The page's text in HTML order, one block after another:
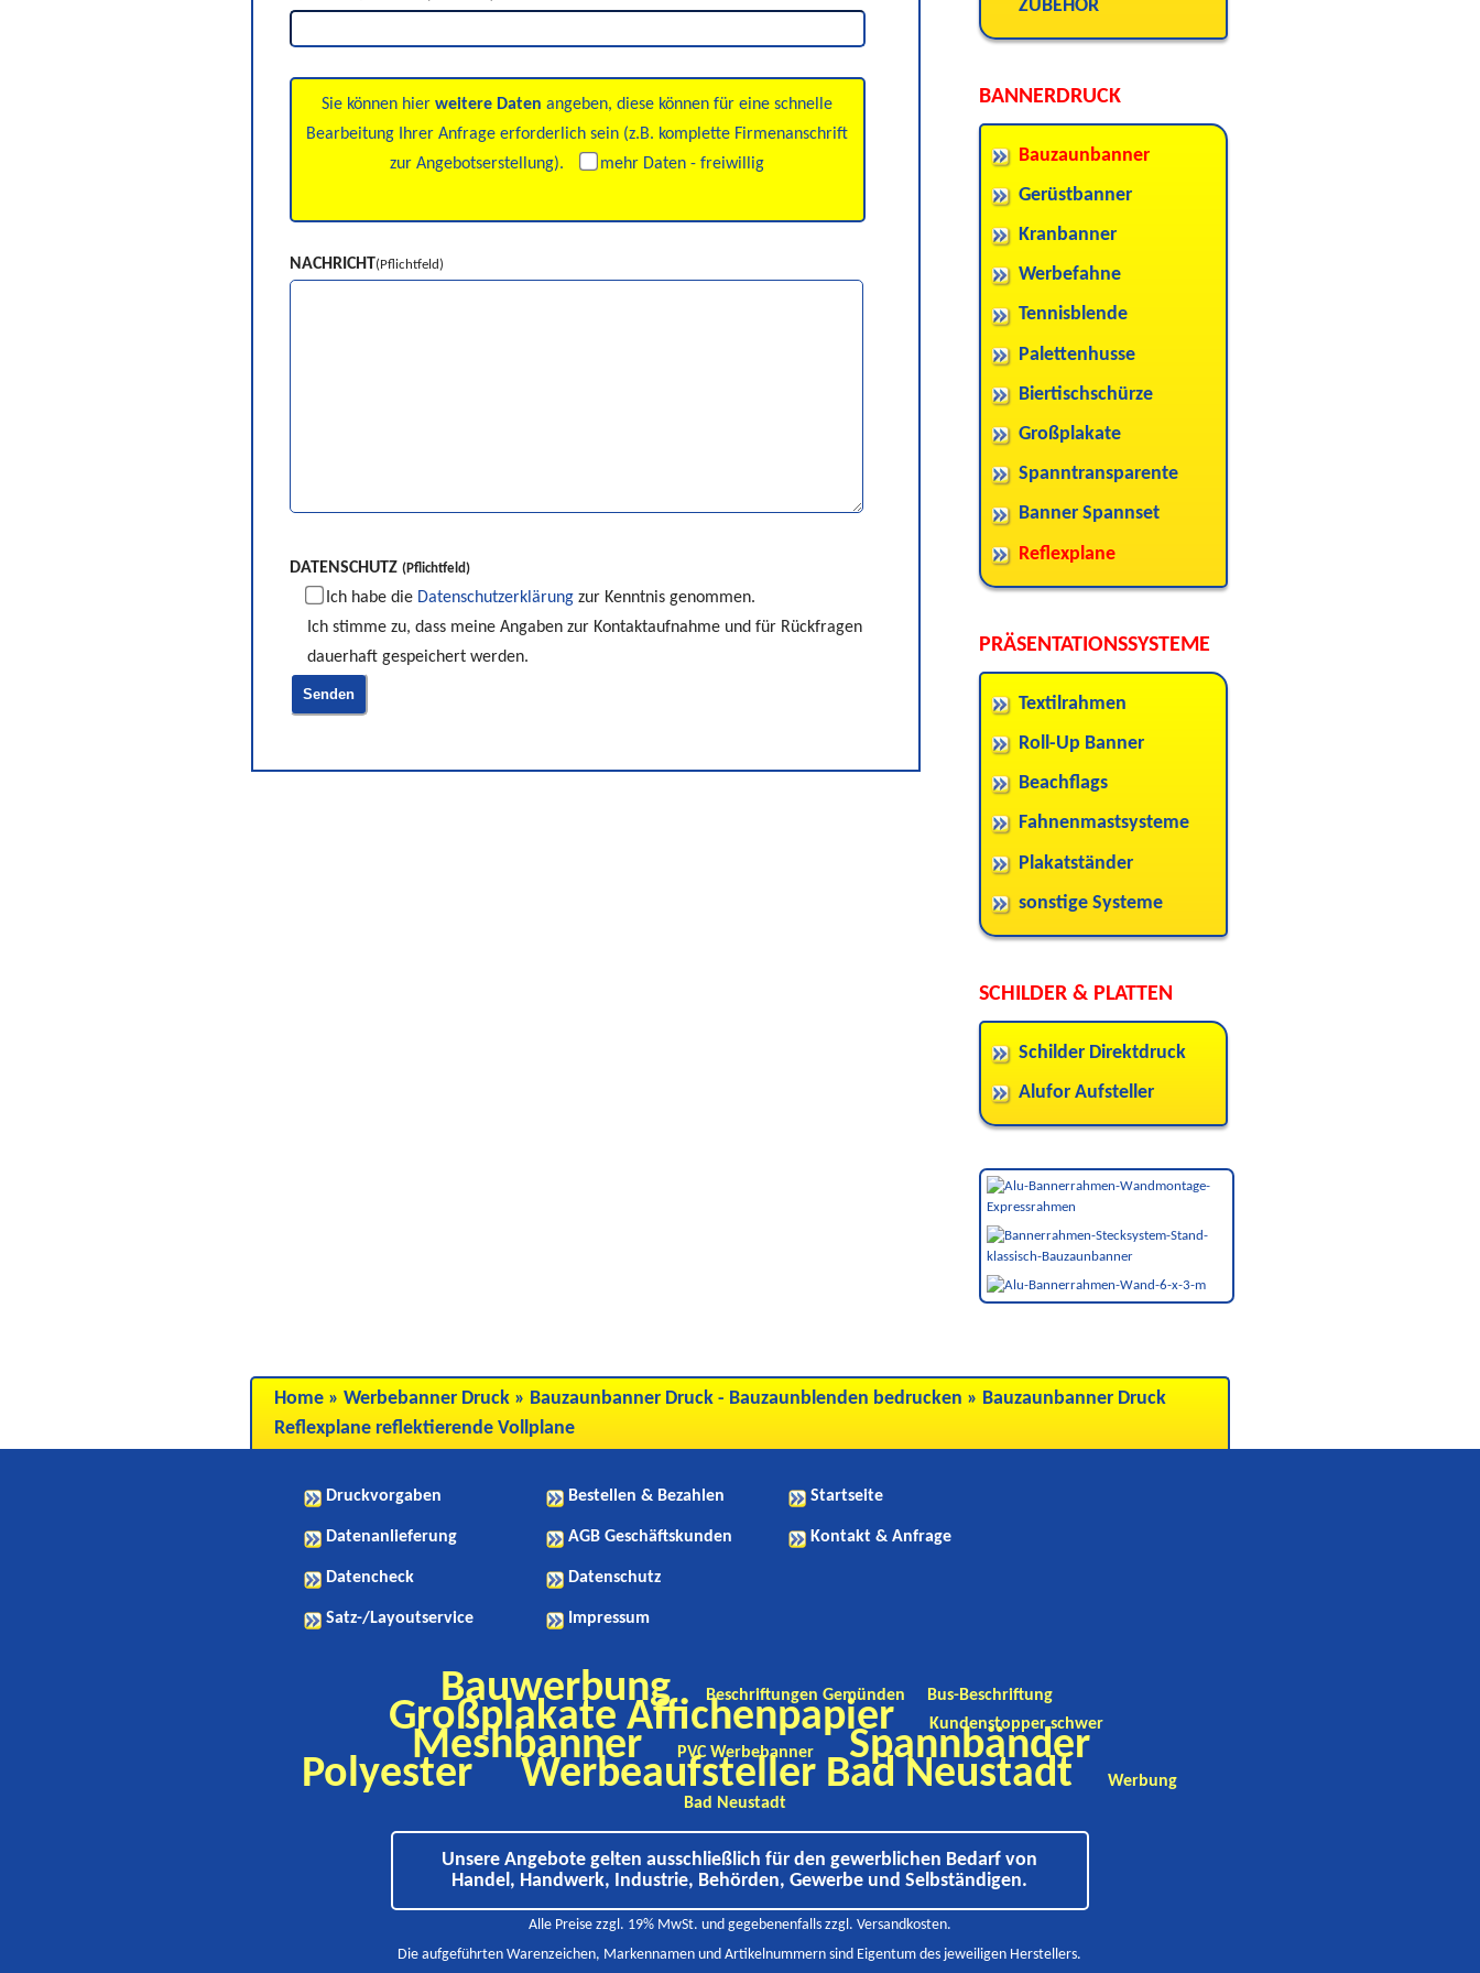
Größere Mengen und andere Konfektionierungen auf Anfrage.
Sie können hierweitere Daten angeben, diese können für eine schnelle
Bearbeitung Ihrer Anfrage erforderlich sein (z.B. komplette Firmenanschrift
zur Angebotserstellung).
mehr Daten - freiwillig
NACHRICHT(Pflichtfeld)
DATENSCHUTZ (Pflichtfeld)
Ich habe die Datenschutzerklärungzur Kenntnis genommen.
Ich stimme zu, dass meine Angaben zur Kontaktaufnahme und für Rückfragen
dauerhaft gespeichert werden.
ZUBEHÖR
BANNERDRUCK
Bauzaunbanner
Gerüstbanner
Kranbanner
Werbefahne
Tennisblende
Palettenhusse
Biertischschürze
Großplakate
Spanntransparente
Banner Spannset
Reflexplane
PRÄSENTATIONSSYSTEME
Textilrahmen
Roll-Up Banner
Beachflags
Fahnenmastsysteme
Plakatständer
sonstige Systeme
SCHILDER & PLATTEN
Schilder Direktdruck
Alufor Aufsteller
Home » Werbebanner Druck » Bauzaunbanner Druck - Bauzaunblenden bedrucken » Bauzaunbanner Druck
Reflexplane reflektierende Vollplane
Druckvorgaben
Datenanlieferung
Datencheck
Satz-/Layoutservice
Bestellen & Bezahlen
AGB Geschäftskunden
Datenschutz
Impressum
Startseite
Kontakt & Anfrage
Bauwerbung Beschriftungen Gemünden Bus-Beschriftung
Großplakate Affichenpapier Kundenstopper schwer
Meshbanner PVC Werbebanner Spannbänder
Polyester Werbeaufsteller Bad Neustadt
Werbung
Bad Neustadt
Unsere Angebote gelten ausschließlich für den gewerblichen Bedarf von
Handel, Handwerk, Industrie, Behörden, Gewerbe und Selbständigen.
Alle Preise zzgl. 19% MwSt. und gegebenenfalls zzgl. Versandkosten.
Die aufgeführten Warenzeichen, Markennamen und Artikelnummern sind Eigentum des jeweiligen Herstellers.